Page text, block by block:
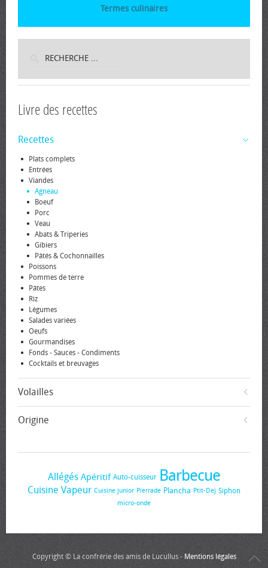
Termes culinaires
Livre des recettes
Recettes
Plats complets
Entrées
Viandes
Agneau
Boeuf
Porc
Veau
Abats & Triperies
Gibiers
Pâtés & Cochonnailles
Poissons
Pommes de terre
Pâtes
Riz
Légumes
Salades variées
Oeufs
Gourmandises
Fonds - Sauces - Condiments
Cocktails et breuvages
Volailles
Origine
Allégés Apéritif Auto-cuisseur Barbecue
Cuisine Vapeur Cuisine junior Pierrade Plancha Ptit-Dej Siphon
micro-onde
Copyright © La confrérie des amis de Lucullus - Mentions légales